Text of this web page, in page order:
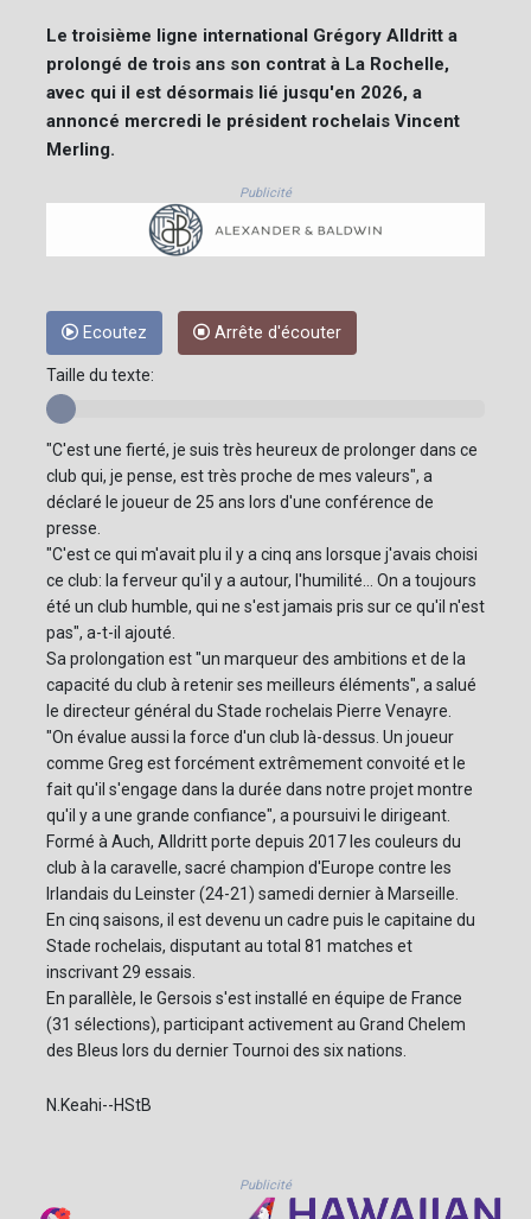
Le troisième ligne international Grégory Alldritt a
prolongé de trois ans son contrat à La Rochelle,
avec qui il est désormais lié jusqu'en 2026, a
annoncé mercredi le président rochelais Vincent
Merling.
Publicité
Ecoutez Arrête d'écouter
Taille du texte:
"C'est une fierté, je suis très heureux de prolonger dans ce
club qui, je pense, est très proche de mes valeurs", a
déclaré le joueur de 25 ans lors d'une conférence de
presse.
"C'est ce qui m'avait plu il y a cinq ans lorsque j'avais choisi
ce club: la ferveur qu'il y a autour, l'humilité... On a toujours
été un club humble, qui ne s'est jamais pris sur ce qu'il n'est
pas", a-t-il ajouté.
Sa prolongation est "un marqueur des ambitions et de la
capacité du club à retenir ses meilleurs éléments", a salué
le directeur général du Stade rochelais Pierre Venayre.
"On évalue aussi la force d'un club là-dessus. Un joueur
comme Greg est forcément extrêmement convoité et le
fait qu'il s'engage dans la durée dans notre projet montre
qu'il y a une grande confiance", a poursuivi le dirigeant.
Formé à Auch, Alldritt porte depuis 2017 les couleurs du
club à la caravelle, sacré champion d'Europe contre les
Irlandais du Leinster (24-21) samedi dernier à Marseille.
En cinq saisons, il est devenu un cadre puis le capitaine du
Stade rochelais, disputant au total 81 matches et
inscrivant 29 essais.
En parallèle, le Gersois s'est installé en équipe de France
(31 sélections), participant activement au Grand Chelem
des Bleus lors du dernier Tournoi des six nations.
N.Keahi--HStB
Publicité